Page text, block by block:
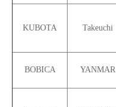
KUBOTA Takeuchi
BOBICA YANMAR